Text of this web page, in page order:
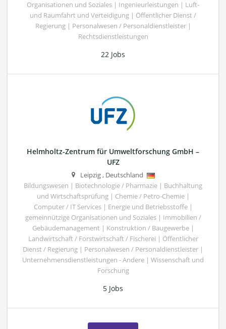
Organisationen und Soziales | Ingenieurleistungen | Luft-
und Raumfahrt und Verteidigung | Öffentlicher Dienst /
Regierung | Personalwesen / Personaldienstleister |
Rechtsdienstleistungen
22 Jobs
Helmholtz-Zentrum für Umweltforschung GmbH –
UFZ
Leipzig, Deutschland
Bildungswesen | Biotechnologie / Pharmazie | Buchhaltung
und Wirtschaftsprüfung | Chemie / Petro-Chemie |
Computer / IT Services | Energie und Betriebsstoffe |
gemeinnützige Organisationen und Soziales | Immobilien /
Gebäudemanagement | Konstruktion / Baugewerbe |
Landwirtschaft / Forstwirtschaft / Fischerei | Öffentlicher
Dienst / Regierung | Personalwesen / Personaldienstleister |
Unternehmensdienstleistungen - Andere | Wissenschaft und
Forschung
5 Jobs